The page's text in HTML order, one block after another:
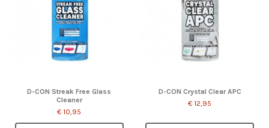
D-CON Streak Free Glass
Cleaner
€ 10,95
D-CON Crystal Clear APC
€ 12,95